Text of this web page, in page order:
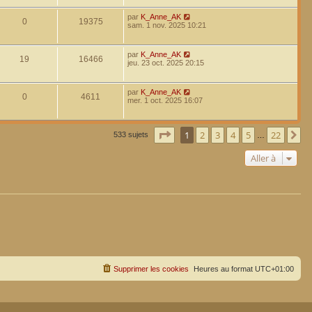
0 19375 par K_Anne_AK
sam. 1 nov. 2025 10:21
19 16466 par K_Anne_AK
jeu. 23 oct. 2025 20:15
0 4611 par K_Anne_AK
mer. 1 oct. 2025 16:07
533 sujets Page sur 22
1 2 3 4 5 22
Aller à
Heures au format UTC+01:00
Supprimer les cookies